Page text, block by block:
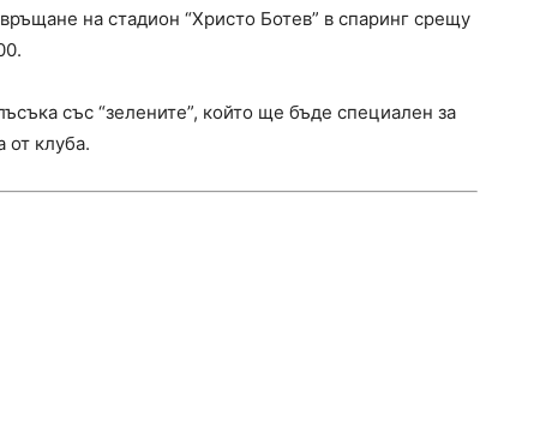
на стадион “Христо Ботев” в спаринг срещу
със “зелените”, който ще бъде специален за
от клуба.